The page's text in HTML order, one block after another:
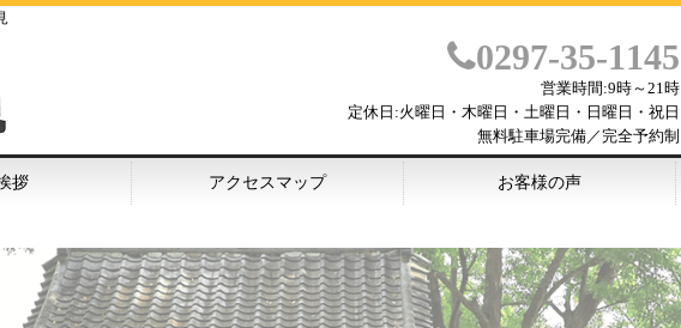
0297-35-1145
営業時間:9時～21時
定休日:火曜日・木曜日・土曜日・日曜日・祝日
無料駐車場完備／完全予約制
拶 アクセスマップ お客様の声